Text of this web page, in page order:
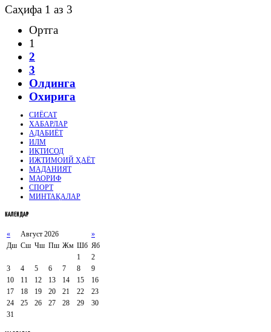
Саҳифа 1 аз 3
Ортга
1
2
3
Олдинга
Охирига
СИЁСАТ
ХАБАРЛАР
АДАБИЁТ
ИЛМ
ИҚТИСОД
ИЖТИМОИЙ ҲАЁТ
МАДАНИЯТ
МАОРИФ
СПОРТ
МИНТАҚАЛАР
КАЛЕНДАР
« Август 2026
»
Дш Сш Чш Пш Жм Шб Яб
1
2
3
4 5 6 7 8
9
10
11 12 13 14 15
16
17
18 19 20 21 22
23
24
25 26 27 28 29
30
31